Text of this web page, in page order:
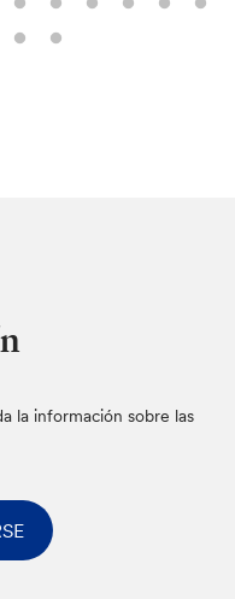
la información sobre las